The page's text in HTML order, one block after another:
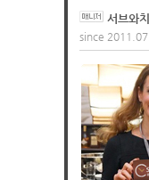
서브와치
since 2011.07.